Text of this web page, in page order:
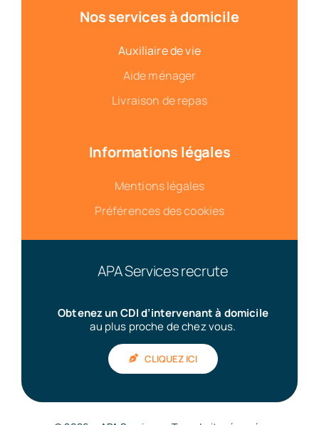
Nos services à domicile
Auxiliaire de vie
Aide ménager
Livraison de repas
Informations légales
Mentions légales
Préférences des cookies
APA Services recrute
Obtenez un CDI d’intervenant à domicile
au plus proche de chez vous.
CLIQUEZ ICI